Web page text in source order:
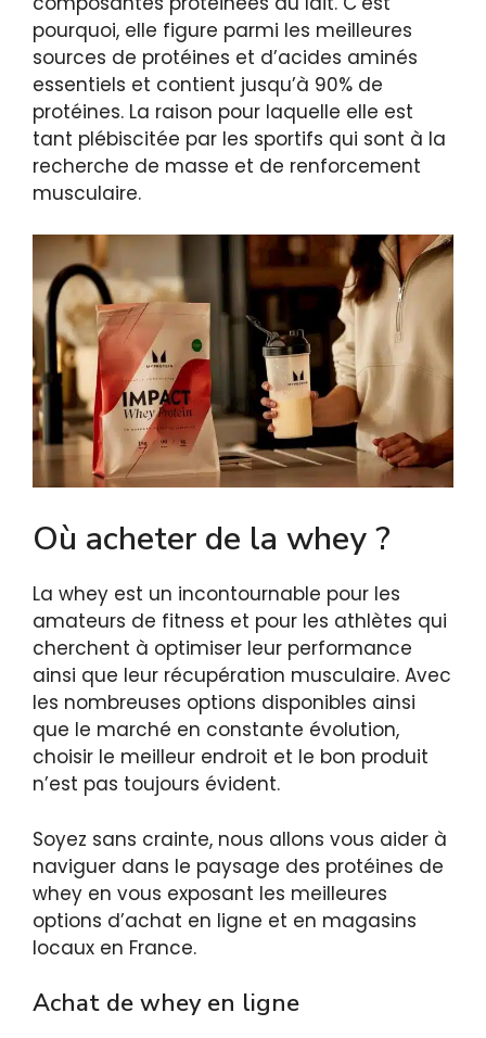
pourquoi, elle figure parmi les meilleures
sources de protéines et d’acides aminés
essentiels et contient jusqu’à 90% de
protéines. La raison pour laquelle elle est
tant plébiscitée par les sportifs qui sont à la
recherche de masse et de renforcement
musculaire.
Où acheter de la whey ?
La whey est un incontournable pour les
amateurs de fitness et pour les athlètes qui
cherchent à optimiser leur performance
ainsi que leur récupération musculaire. Avec
les nombreuses options disponibles ainsi
que le marché en constante évolution,
choisir le meilleur endroit et le bon produit
n’est pas toujours évident.
Soyez sans crainte, nous allons vous aider à
naviguer dans le paysage des protéines de
whey en vous exposant les meilleures
options d’achat en ligne et en magasins
locaux en France.
Achat de whey en ligne